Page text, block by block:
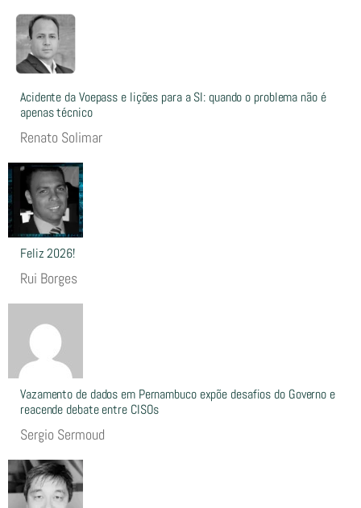
Acidente da Voepass e lições para a SI: quando o problema não é
apenas técnico
Renato Solimar
Feliz 2026!
Rui Borges
Vazamento de dados em Pernambuco expõe desafios do Governo e
reacende debate entre CISOs
Sergio Sermoud